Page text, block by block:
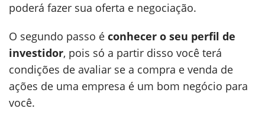
poderá fazer sua oferta e negociação.
O segundo passo é conhecer o seu perfil de
investidor, pois só a partir disso você terá
condições de avaliar se a compra e venda de
ações de uma empresa é um bom negócio para
você.